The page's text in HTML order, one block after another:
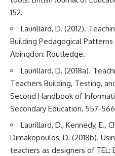
152.
Laurillard, D. (2012).
Building Pedagogical
Abingdon: Routledge.
Laurillard, D. (2018a).
Teachers Building, Testing,
Second Handbook of
Secondary Education, 557-
Laurillard, D., Kennedy, E.,
Dimakopoulos, D. (2018b).
teachers as designers of TEL: